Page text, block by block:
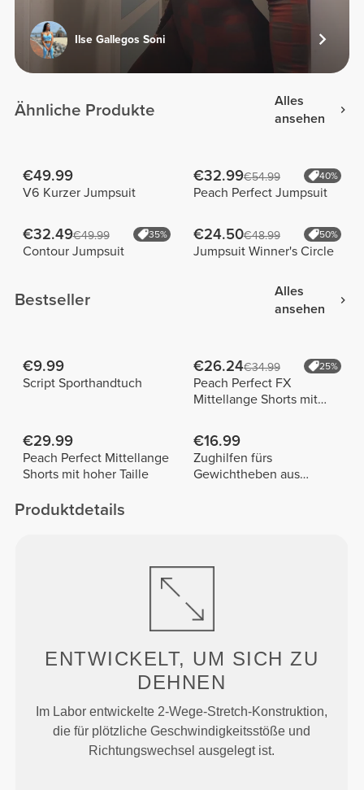
Ilse Gallegos Soni
Ähnliche Produkte
Alles
ansehen
€49.99
V6 Kurzer Jumpsuit
€32.99€54.99 40%
Peach Perfect Jumpsuit
€32.49€49.99 35%
Contour Jumpsuit
€24.50€48.99 50%
Jumpsuit Winner's Circle
Bestseller
Alles
ansehen
€9.99
Script Sporthandtuch
€26.24€34.99 25%
Peach Perfect FX
Mittellange Shorts mit
€29.99
Peach Perfect Mittellange
Shorts mit hoher Taille
€16.99
Zughilfen fürs
Gewichtheben aus
Produktdetails
ENTWICKELT, UM SICH ZU
DEHNEN
Im Labor entwickelte 2-Wege-Stretch-Konstruktion,
die für plötzliche Geschwindigkeitsstöße und
Richtungswechsel ausgelegt ist.